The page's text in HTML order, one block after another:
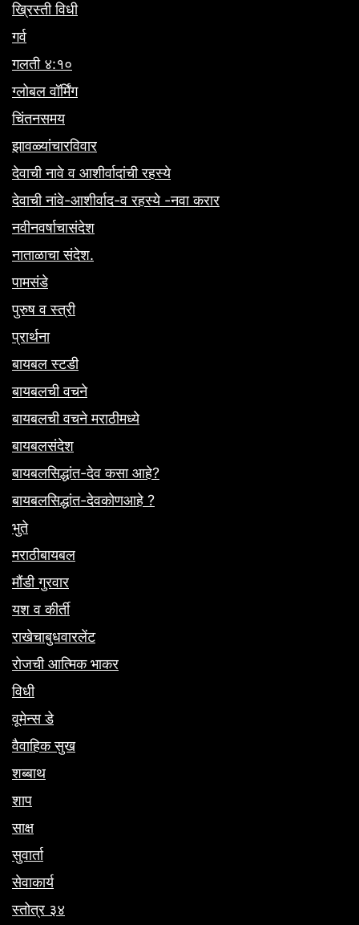
ख्रिस्ती विधी
गर्व
गलती ४:१०
ग्लोबल वॉर्मिंग
चिंतनसमय
झावळ्यांचारविवार
देवाची नावे व आशीर्वादांची रहस्ये
देवाची नांवे-आशीर्वाद-व रहस्ये -नवा करार
नवीनवर्षाचासंदेश
नाताळाचा संदेश.
पामसंडे
पुरुष व स्त्री
प्रार्थना
बायबल स्टडी
बायबलची वचने
बायबलची वचने मराठीमध्ये
बायबलसंदेश
बायबलसिद्धांत-देव कसा आहे?
बायबलसिद्धांत-देवकोणआहे ?
भुते
मराठीबायबल
मौंडी गुरवार
यश व कीर्ती
राखेचाबुधवारलेंट
रोजची आत्मिक भाकर
विधी
वूमेन्स डे
वैवाहिक सुख
शब्बाथ
शाप
साक्ष
सुवार्ता
सेवाकार्य
स्तोत्र ३४